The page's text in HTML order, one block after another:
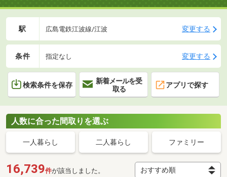
駅 広島電鉄江波線/江波 変更する
条件 指定なし 変更する
検索条件を保存
新着メールを受
取る
アプリで探す
人数に合った間取りを選ぶ
一人暮らし 二人暮らし ファミリー
16,739件が該当しました。